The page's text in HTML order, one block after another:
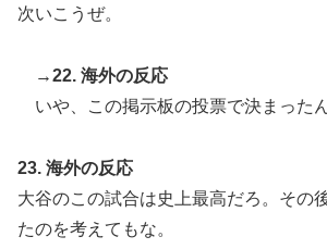
次いこうぜ。
→22. 海外の反応
いや、この掲示板の投票で決まった
23. 海外の反応
大谷のこの試合は史上最高だろ。その
たのを考えてもな。